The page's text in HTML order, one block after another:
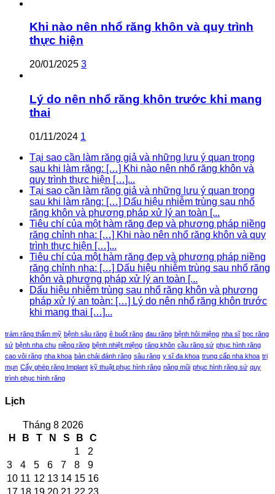
Khi nào nên nhổ răng khôn và quy trình
thực hiện
20/01/2025 3
Lý do nên nhổ răng khôn trước khi mang
thai
01/11/2024 1
Tại sao cần làm răng giả và những lưu ý quan trọng
sau khi làm răng: […] Khi nào nên nhổ răng khôn và
quy trình thực hiện […]...
Tại sao cần làm răng giả và những lưu ý quan trọng
sau khi làm răng: […] Dấu hiệu nhiễm trùng sau nhổ
răng khôn và phương pháp xử lý an toàn [...
Tiêu chí của một hàm răng đẹp và phương pháp niềng
răng chỉnh nha: […] Khi nào nên nhổ răng khôn và quy
trình thực hiện […]...
Tiêu chí của một hàm răng đẹp và phương pháp niềng
răng chỉnh nha: […] Dấu hiệu nhiễm trùng sau nhổ răng
khôn và phương pháp xử lý an toàn [...
Dấu hiệu nhiễm trùng sau nhổ răng khôn và phương
pháp xử lý an toàn: […] Lý do nên nhổ răng khôn trước
khi mang thai […]...
trám răng thẩm mỹ bệnh sâu răng ê buốt răng đau răng bệnh hôi miệng nha sĩ bọc răng
sứ bệnh nha chu niềng răng bệnh nhiệt miệng răng khôn cầu răng sứ phục hình răng
cao vôi răng nha khoa bàn chải đánh răng sâu răng y sĩ đa khoa trung cấp nha khoa trị
mụn Cấy ghép răng Implant kỹ thuật phục hình răng nâng mũi phục hình răng sứ quy
trình phục hình răng
Lịch
Tháng 8 2026
H
B T N S B
C
1
2
3
4 5 6 7 8
9
10 11 12 13 14 15 16